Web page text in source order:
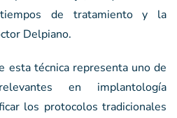
tiempos de tratamiento y la
Delpiano.
esta técnica representa uno de
en implantología
los protocolos tradicionales